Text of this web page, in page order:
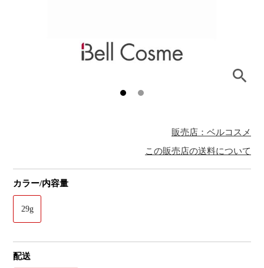
販売店：ベルコスメ
この販売店の送料について
カラー/内容量
29g
配送